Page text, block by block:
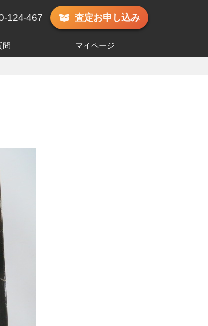
124-467 査定お申し込み
問 マイページ